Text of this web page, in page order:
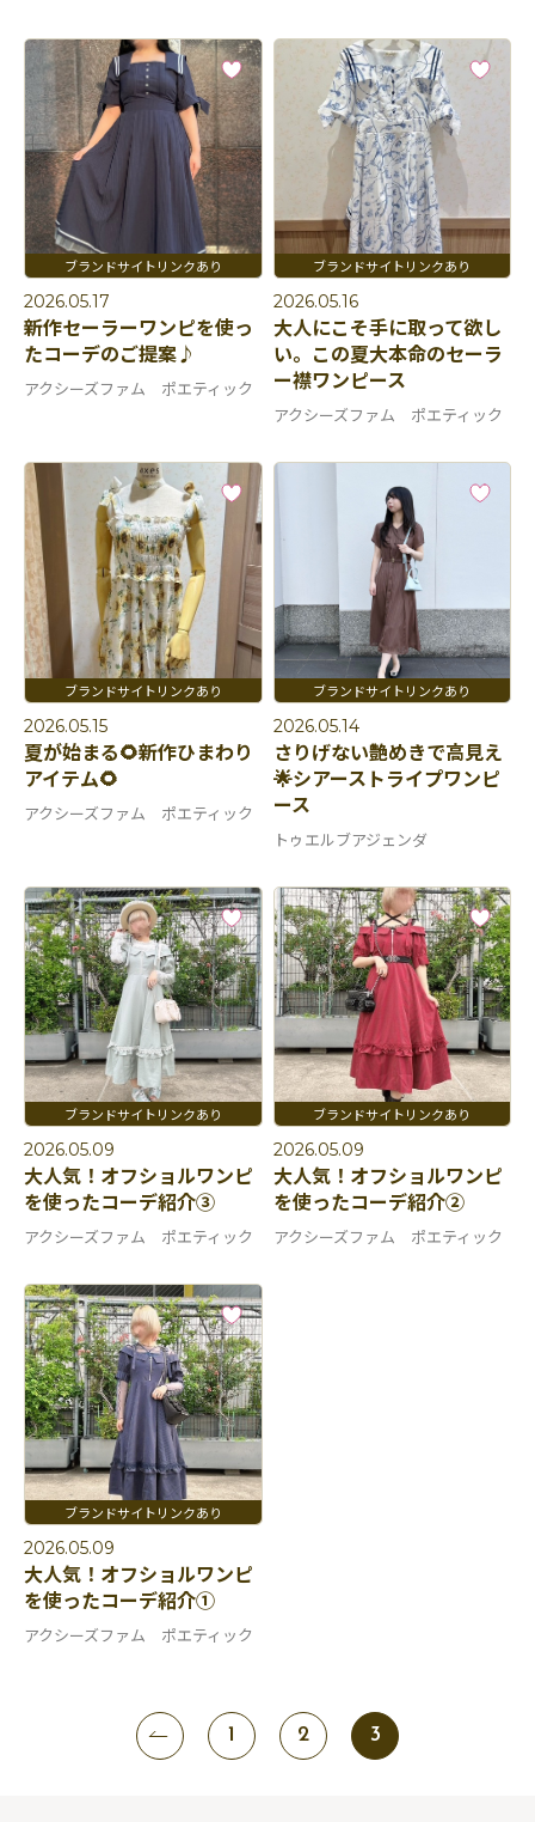
2026.05.17
新作セーラーワンピを使っ
たコーデのご提案♪
アクシーズファム ポエティック
2026.05.16
大人にこそ手に取って欲し
い。この夏大本命のセーラ
ー襟ワンピース
アクシーズファム ポエティック
2026.05.15
夏が始まる🌻新作ひまわり
アイテム🌻
アクシーズファム ポエティック
2026.05.14
さりげない艶めきで高見え
🌟シアーストライプワンピ
ース
トゥエルブアジェンダ
2026.05.09
大人気！オフショルワンピ
を使ったコーデ紹介③
アクシーズファム ポエティック
2026.05.09
大人気！オフショルワンピ
を使ったコーデ紹介②
アクシーズファム ポエティック
2026.05.09
大人気！オフショルワンピ
を使ったコーデ紹介①
アクシーズファム ポエティック
1 2 3